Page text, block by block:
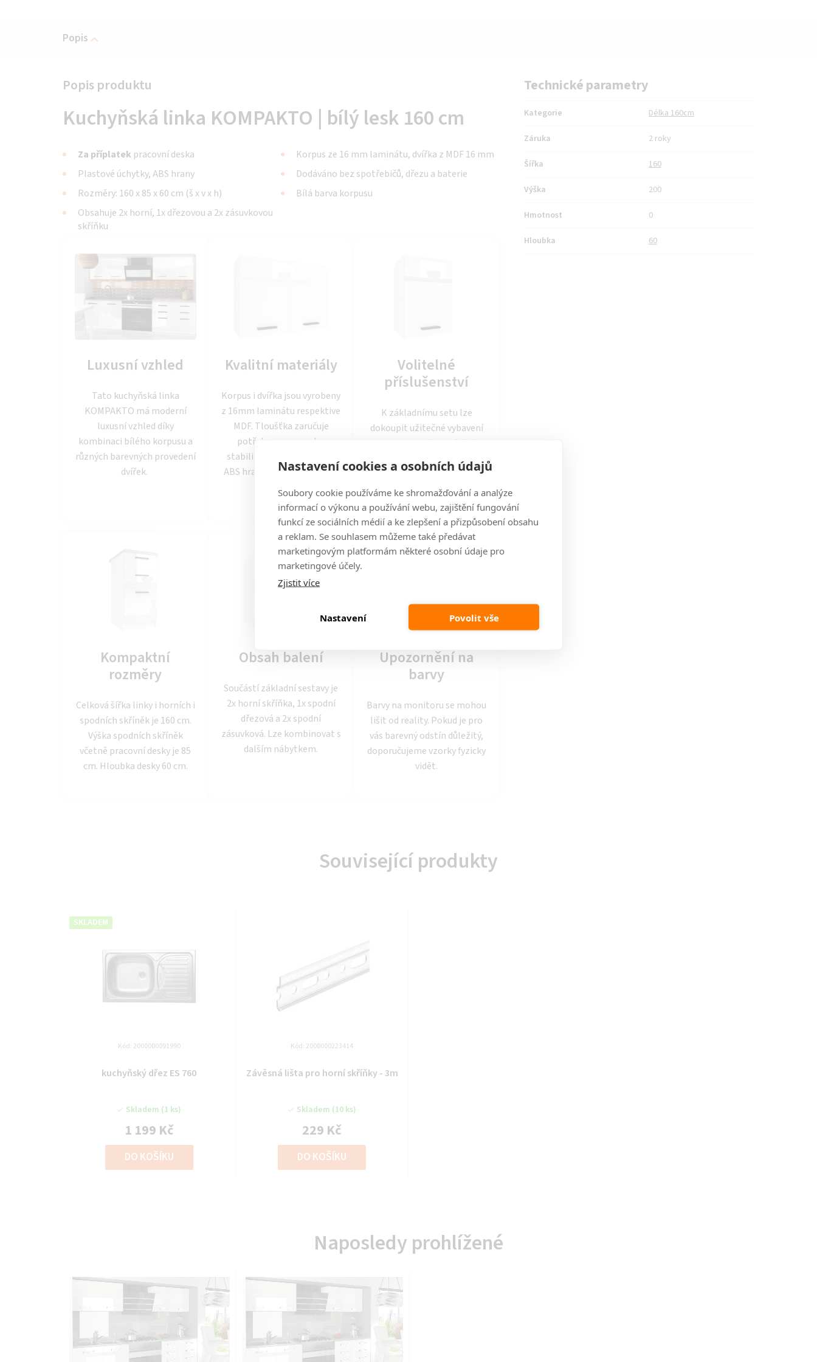
Nastavení cookies a osobních údajů
Soubory cookie používáme ke shromažďování a analýze
informací o výkonu a používání webu, zajištění fungování
funkcí ze sociálních médií a ke zlepšení a přizpůsobení obsahu
a reklam. Se souhlasem můžeme také předávat
marketingovým platformám některé osobní údaje pro
marketingové účely.
Zjistit více
Nastavení Povolit vše
Popis
Kuchyňská linka KOMPAKTO | bílý lesk 160 cm
Za příplatek pracovní deska
Korpus ze 16 mm laminátu, dvířka z MDF 16 mm
Plastové úchytky, ABS hrany
Dodáváno bez spotřebičů, dřezu a baterie
Rozměry: 160 x 85 x 60 cm (š x v x h)
Bílá barva korpusu
Obsahuje 2x horní, 1x dřezovou a 2x zásuvkovou
skříňku
Luxusní vzhled
Tato kuchyňská linka
KOMPAKTO má moderní
luxusní vzhled díky
kombinaci bílého korpusu a
různých barevných provedení
dvířek.
Kvalitní materiály
Korpus i dvířka jsou vyrobeny
z 16mm laminátu respektive
MDF. Tloušťka zaručuje
potřebnou pevnost a
stabilitu. Dvířka mají navíc
ABS hrany pro ochranu před
nárazy.
Volitelné
příslušenství
K základnímu setu lze
dokoupit užitečné vybavení
jako organizéry, drátěné
koše, příborníky a další. Vše
je popsáno v sekci
příslušenství.
Kompaktní
rozměry
Celková šířka linky i horních i
spodních skříněk je 160 cm.
Výška spodních skříněk
včetně pracovní desky je 85
cm. Hloubka desky 60 cm.
Obsah balení
Součástí základní sestavy je
2x horní skříňka, 1x spodní
dřezová a 2x spodní
zásuvková. Lze kombinovat s
dalším nábytkem.
Upozornění na
barvy
Barvy na monitoru se mohou
lišit od reality. Pokud je pro
vás barevný odstín důležitý,
doporučujeme vzorky fyzicky
vidět.
Technické parametry
Kategorie Délka 160cm
Záruka 2 roky
Šířka 160
Výška 200
Hmotnost 0
Hloubka 60
Související produkty
SKLADEM
kuchyňský dřez ES 760
Skladem (1 ks)
1 199 Kč
DO KOŠÍKU
Kód: 2000000091990
Závěsná lišta pro horní skříňky - 3m
Skladem (10 ks)
229 Kč
DO KOŠÍKU
Kód: 2000000223414
Naposledy prohlížené